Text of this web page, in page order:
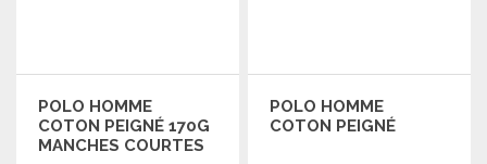
POLO HOMME
COTON PEIGNÉ 170G
MANCHES COURTES
POLO HOMME
COTON PEIGNÉ